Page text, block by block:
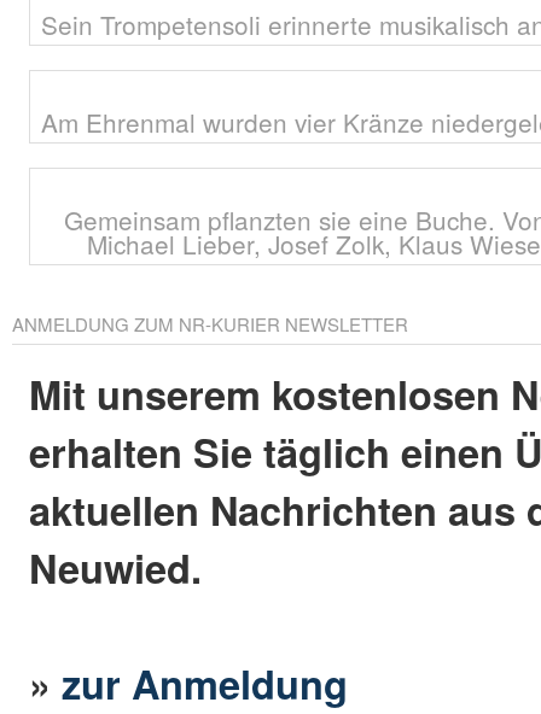
Sein Trompetensoli erinnerte musikalisch
Am Ehrenmal wurden vier Kränze
Gemeinsam pflanzten sie eine Buche.
Michael Lieber, Josef Zolk, Klaus
ANMELDUNG ZUM NR-KURIER NEWSLETTER
Mit unserem kostenlosen
erhalten Sie täglich einen
aktuellen Nachrichten aus
Neuwied.
»zur Anmeldung